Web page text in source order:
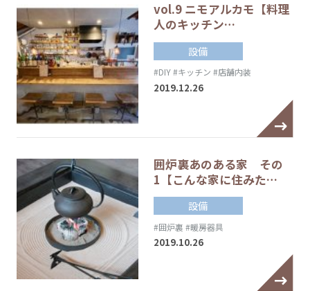
vol.9 ニモアルカモ【料理
人のキッチン…
設備
#DIY#キッチン #店舗内装
2019.12.26
囲炉裏あのある家 その
1【こんな家に住みた…
設備
#囲炉裏 #暖房器具
2019.10.26